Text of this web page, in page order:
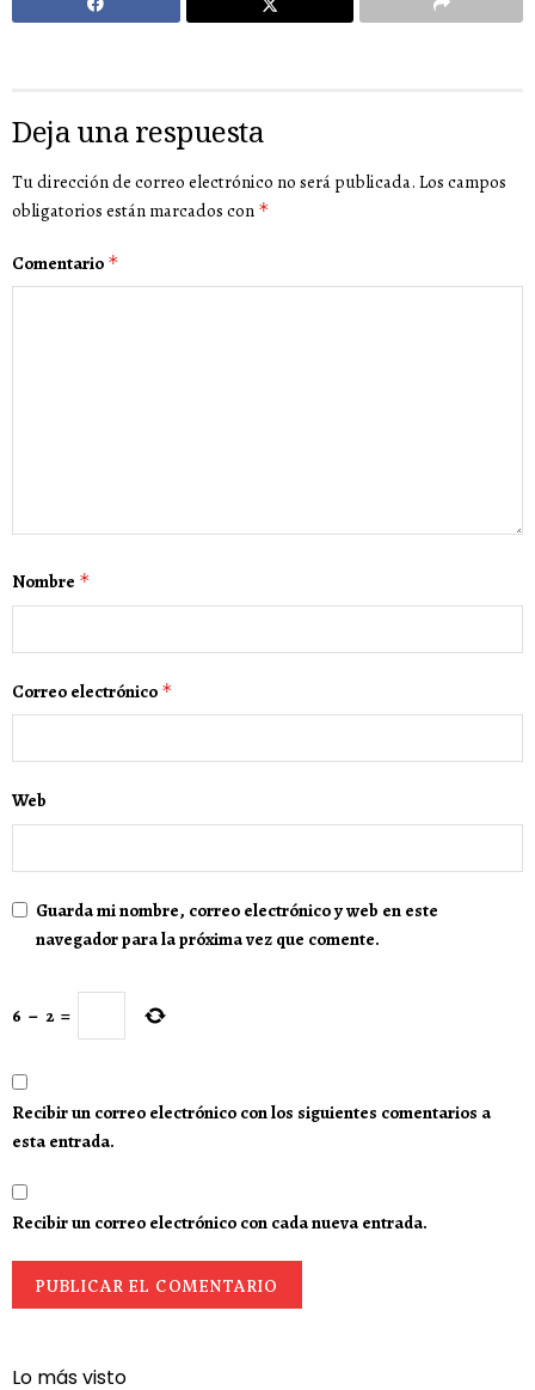
Deja una respuesta
Tu dirección de correo electrónico no será publicada. Los campos
obligatorios están marcados con *
Comentario *
Nombre *
Correo electrónico *
Web
Guarda mi nombre, correo electrónico y web en este
navegador para la próxima vez que comente.
6 − 2 =
Recibir un correo electrónico con los siguientes comentarios a
esta entrada.
Recibir un correo electrónico con cada nueva entrada.
Lo más visto